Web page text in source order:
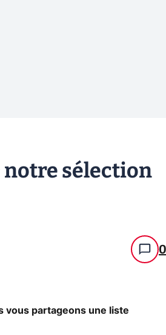
notre sélection
0
vous partageons une liste